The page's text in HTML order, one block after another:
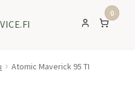
0
Atomic Maverick 95 TI